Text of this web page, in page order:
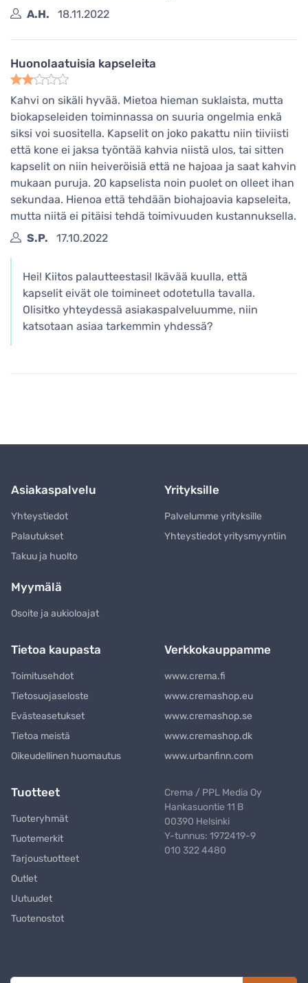
A.H.
18.11.2022
Huonolaatuisia kapseleita
Kahvi on sikäli hyvää. Mietoa hieman suklaista, mutta
biokapseleiden toiminnassa on suuria ongelmia enkä
siksi voi suositella. Kapselit on joko pakattu niin tiiviisti
että kone ei jaksa työntää kahvia niistä ulos, tai sitten
kapselit on niin heiveröisiä että ne hajoaa ja saat kahvin
mukaan puruja. 20 kapselista noin puolet on olleet ihan
sekundaa. Hienoa että tehdään biohajoavia kapseleita,
mutta niitä ei pitäisi tehdä toimivuuden kustannuksella.
S.P.
17.10.2022
Hei! Kiitos palautteestasi! Ikävää kuulla, että
kapselit eivät ole toimineet odotetulla tavalla.
Olisitko yhteydessä asiakaspalveluumme, niin
katsotaan asiaa tarkemmin yhdessä?
Asiakaspalvelu
Yhteystiedot
Palautukset
Takuu ja huolto
Yrityksille
Palvelumme yrityksille
Yhteystiedot yritysmyyntiin
Myymälä
Osoite ja aukioloajat
Tietoa kaupasta
Toimitusehdot
Tietosuojaseloste
Evästeasetukset
Tietoa meistä
Oikeudellinen huomautus
Verkkokauppamme
www.crema.fi
www.cremashop.eu
www.cremashop.se
www.cremashop.dk
www.urbanfinn.com
Tuotteet
Tuoteryhmät
Tuotemerkit
Tarjoustuotteet
Outlet
Uutuudet
Tuotenostot
Crema / PPL Media Oy
Hankasuontie 11 B
00390 Helsinki
Y-tunnus: 1972419-9
010 322 4480